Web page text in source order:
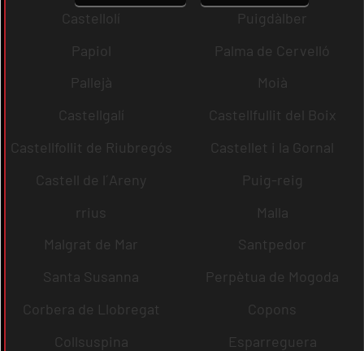
Castellolí
Puigdàlber
Papiol
Palma de Cervelló
Pallejà
Moià
Castellgalí
Castellfullit del Boix
Castellfollit de Riubregós
Castellet i la Gornal
Castell de l´Areny
Puig-reig
rrius
Malla
Malgrat de Mar
Santpedor
Santa Susanna
Perpètua de Mogoda
Corbera de Llobregat
Copons
Collsuspina
Esparreguera